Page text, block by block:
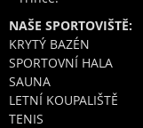
NAŠE SPORTOVIŠTĚ:
KRYTÝ BAZÉN
SPORTOVNÍ HALA
SAUNA
LETNÍ KOUPALIŠTĚ
TENIS